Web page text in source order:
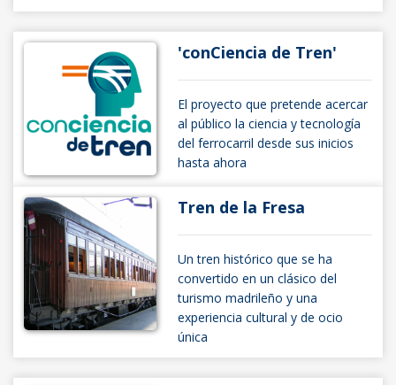
'conCiencia de Tren'
El proyecto que pretende acercar
al público la ciencia y tecnología
del ferrocarril desde sus inicios
hasta ahora
Tren de la Fresa
Un tren histórico que se ha
convertido en un clásico del
turismo madrileño y una
experiencia cultural y de ocio
única